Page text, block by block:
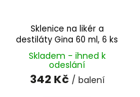
Sklenice na likér a
destiláty Gina 60 ml, 6 ks
Skladem - ihned k
odeslání
342 Kč / balení